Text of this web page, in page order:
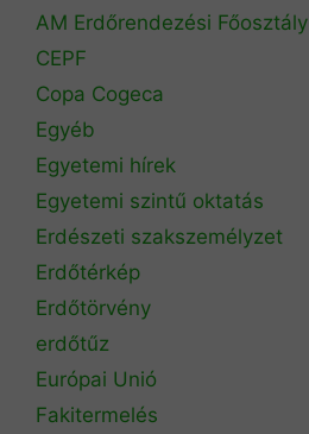
AM Erdőrendezési Főosztály
CEPF
Copa Cogeca
Egyéb
Egyetemi hírek
Egyetemi szintű oktatás
Erdészeti szakszemélyzet
Erdőtérkép
Erdőtörvény
erdőtűz
Európai Unió
Fakitermelés